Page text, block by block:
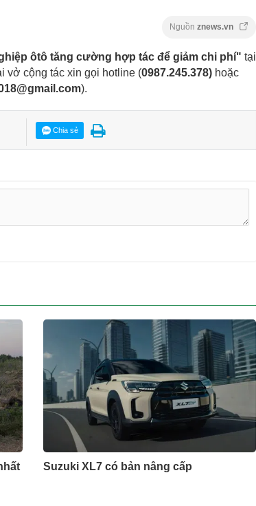
Nguồn znews.vn
ôtô tăng cường hợp tác để giảm chi phí" tại
vở cộng tác xin gọi hotline (0987.245.378) hoặc
).
Chia sẻ
Suzuki XL7 có bản nâng cấp